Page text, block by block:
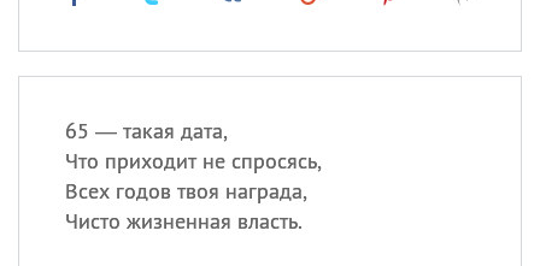
65 — такая дата,
Что приходит не спросясь,
Всех годов твоя награда,
Чисто жизненная власть.